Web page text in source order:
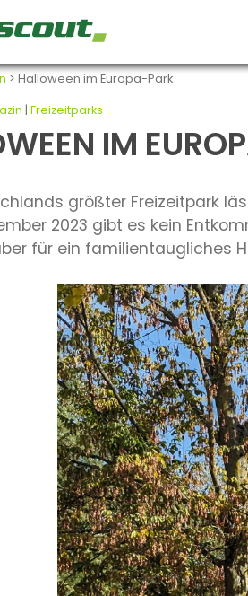
> Halloween im Europa-Park
Freizeitparks
IM
größter Freizeitpark
2023 gibt es kein
für ein familientaugliches